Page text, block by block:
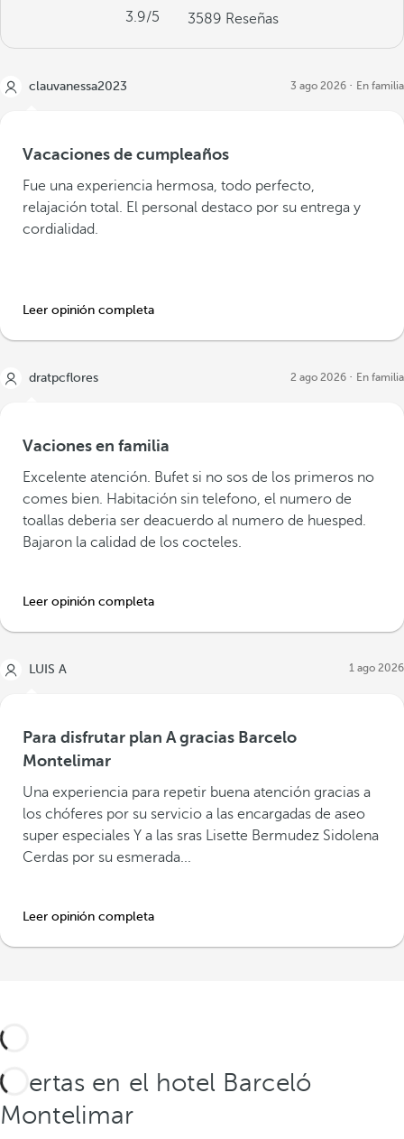
3.9/5 3589 Reseñas
clauvanessa2023 3 ago 2026 En familia
Vacaciones de cumpleaños
Fue una experiencia hermosa, todo perfecto,
relajación total. El personal destaco por su entrega y
cordialidad.
Leer opinión completa
dratpcflores 2 ago 2026 En familia
Vaciones en familia
Excelente atención. Bufet si no sos de los primeros no
comes bien. Habitación sin telefono, el numero de
toallas deberia ser deacuerdo al numero de huesped.
Bajaron la calidad de los cocteles.
Leer opinión completa
LUIS A 1 ago 2026
Para disfrutar plan A gracias Barcelo
Montelimar
Una experiencia para repetir buena atención gracias a
los chóferes por su servicio a las encargadas de aseo
super especiales Y a las sras Lisette Bermudez Sidolena
Cerdas por su esmerada...
Leer opinión completa
Ofertas en el hotel Barceló
Montelimar